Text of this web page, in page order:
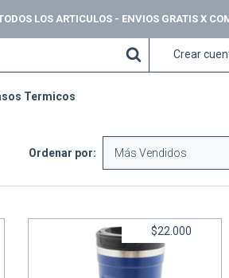
LOS ARTICULOS - ENVIOS GRATIS X
Crear
Termicos
Ordenar por:
$22.000